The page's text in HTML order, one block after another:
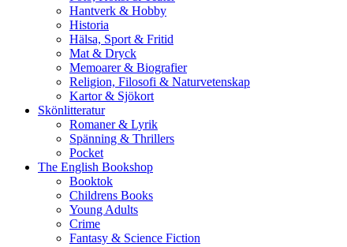
Hantverk & Hobby
Historia
Hälsa, Sport & Fritid
Mat & Dryck
Memoarer & Biografier
Religion, Filosofi & Naturvetenskap
Kartor & Sjökort
Skönlitteratur
Romaner & Lyrik
Spänning & Thrillers
Pocket
The English Bookshop
Booktok
Childrens Books
Young Adults
Crime
Fantasy & Science Fiction